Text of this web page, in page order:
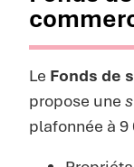
Le Fonds de
propose une
plafonnée à 9